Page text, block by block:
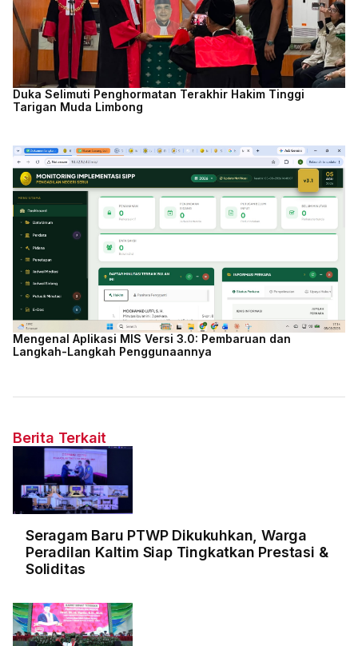
Duka Selimuti Penghormatan Terakhir Hakim Tinggi
Tarigan Muda Limbong
Mengenal Aplikasi MIS Versi 3.0: Pembaruan dan
Langkah-Langkah Penggunaannya
Berita Terkait
Seragam Baru PTWP Dikukuhkan, Warga
Peradilan Kaltim Siap Tingkatkan Prestasi &
Soliditas